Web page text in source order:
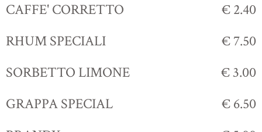
CAFFE' CORRETTO
€ 2.40
RHUM SPECIALI
€ 7.50
SORBETTO LIMONE
€ 3.00
GRAPPA SPECIAL
€ 6.50